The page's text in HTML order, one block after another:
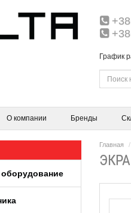
График
О компании Бренды
Главная